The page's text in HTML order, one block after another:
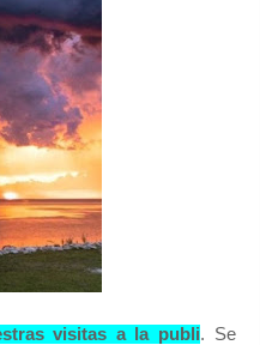
visitas a la publi. Se